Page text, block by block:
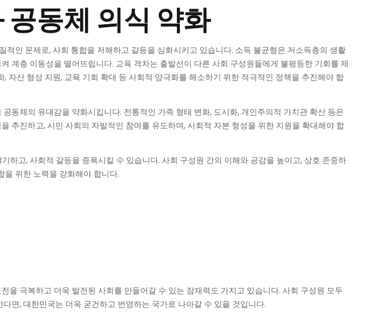
동체 의식 약화
인 문제로, 사회 통합을 저해하고 갈등을 심화시키고 있습니다. 소득 불균형은 저소득층의 생활
계층 이동성을 떨어뜨립니다. 교육 격차는 출발선이 다른 사회 구성원들에게 불평등한 기회를 제
자산 형성 지원, 교육 기회 확대 등 사회적 양극화를 해소하기 위한 적극적인 정책을 추진해야 합
동체의 유대감을 약화시킵니다. 전통적인 가족 형태 변화, 도시화, 개인주의적 가치관 확산 등은
추진하고, 시민 사회의 자발적인 참여를 유도하며, 사회적 자본 형성을 위한 지원을 확대해야 합
하고, 사회적 갈등을 증폭시킬 수 있습니다. 사회 구성원 간의 이해와 공감을 높이고, 상호 존중하
을 위한 노력을 강화해야 합니다.
을 극복하고 더욱 발전된 사회를 만들어갈 수 있는 잠재력도 가지고 있습니다. 사회 구성원 모두
면, 대한민국는 더욱 굳건하고 번영하는 국가로 나아갈 수 있을 것입니다.